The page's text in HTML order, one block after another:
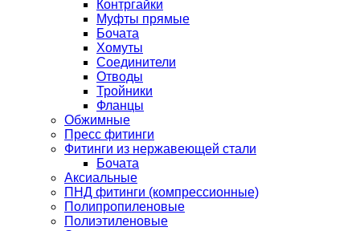
Контргайки
Муфты прямые
Бочата
Хомуты
Соединители
Отводы
Тройники
Фланцы
Обжимные
Пресс фитинги
Фитинги из нержавеющей стали
Бочата
Аксиальные
ПНД фитинги (компрессионные)
Полипропиленовые
Полиэтиленовые